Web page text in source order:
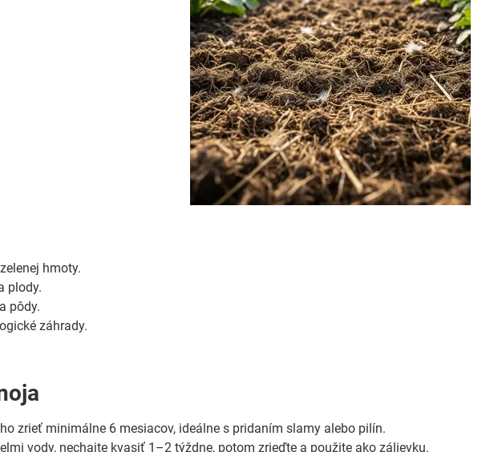
hmoty.
plody.
pôdy.
záhrady.
zrieť minimálne 6 mesiacov, ideálne s pridaním slamy alebo pilín.
vody, nechajte kvasiť 1–2 týždne, potom zrieďte a použite ako zálievku.